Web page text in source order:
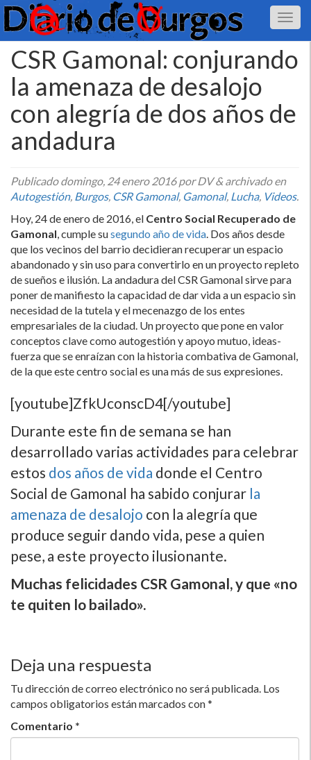
CSR Gamonal: conjurando
la amenaza de desalojo
con alegrí­a de dos años de
andadura
Publicadodomingo, 24 enero 2016por DV&archivado en
Autogestión, Burgos, CSR Gamonal, Gamonal, Lucha, Videos.
Hoy, 24 de enero de 2016, el Centro Social Recuperado de
Gamonal, cumple susegundo año de vida. Dos años desde
que los vecinos del barrio decidieran recuperar un espacio
abandonado y sin uso para convertirlo en un proyecto repleto
de sueños e ilusión. La andadura del CSR Gamonal sirve para
poner de manifiesto la capacidad de dar vida a un espacio sin
necesidad de la tutela y el mecenazgo de los entes
empresariales de la ciudad. Un proyecto que pone en valor
conceptos clave como autogestión y apoyo mutuo, ideas-
fuerza que se enraí­zan con la historia combativa de Gamonal,
de la que este centro social es una más de sus expresiones.
[youtube]ZfkUconscD4[/youtube]
Durante este fin de semana se han
desarrollado varias actividades para celebrar
estos dos años de vida donde el Centro
Social de Gamonal ha sabido conjurar la
amenaza de desalojo con la alegrí­a que
produce seguir dando vida, pese a quien
pese, a este proyecto ilusionante.
Muchas felicidades CSR Gamonal, y que «no
te quiten lo bailado».
Deja una respuesta
Tu dirección de correo electrónico no será publicada. Los
campos obligatorios están marcados con*
Comentario *